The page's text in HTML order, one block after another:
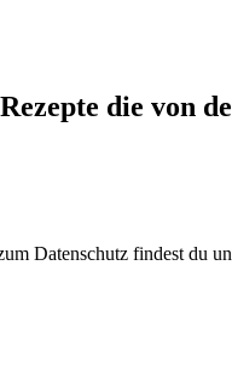
die von
Datenschutz findest du